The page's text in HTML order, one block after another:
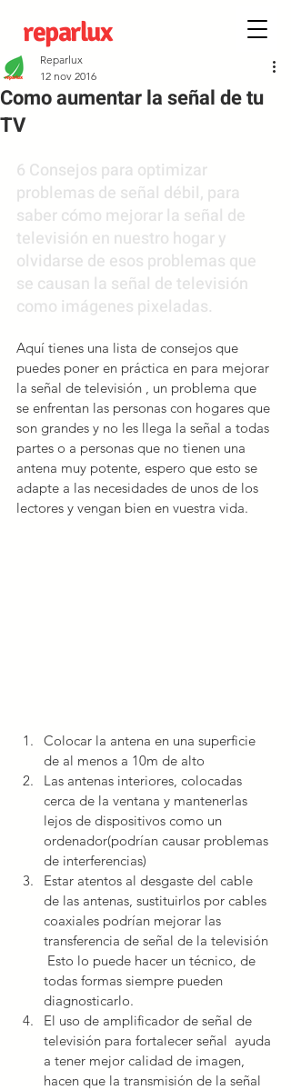
reparlux
Como aumentar la señal de tu
TV
Reparlux
12 nov 2016
6 Consejos para optimizar
problemas de señal débil, para
saber cómo mejorar la señal de
televisión en nuestro hogar y
olvidarse de esos problemas que
se causan la señal de televisión
como imágenes pixeladas.
Aquí tienes una lista de consejos que
puedes poner en práctica en para mejorar
la señal de televisión , un problema que
se enfrentan las personas con hogares que
son grandes y no les llega la señal a todas
partes o a personas que no tienen una
antena muy potente, espero que esto se
adapte a las necesidades de unos de los
lectores y vengan bien en vuestra vida.
Colocar la antena en una superficie
de al menos a 10m de alto
Las antenas interiores, colocadas
cerca de la ventana y mantenerlas
lejos de dispositivos como un
ordenador(podrían causar problemas
de interferencias)
Estar atentos al desgaste del cable
de las antenas, sustituirlos por cables
coaxiales podrían mejorar las
transferencia de señal de la televisión
Esto lo puede hacer un técnico, de
todas formas siempre pueden
diagnosticarlo.
El uso de amplificador de señal de
televisión para fortalecer señal  ayuda
a tener mejor calidad de imagen,
hacen que la transmisión de la señal